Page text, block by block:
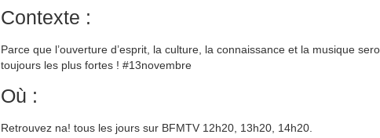
Contexte :
Parce que l’ouverture d’esprit, la culture, la connaissance et la musique
toujours les plus fortes ! #13novembre
Où :
Retrouvez na! tous les jours sur BFMTV 12h20, 13h20, 14h20.